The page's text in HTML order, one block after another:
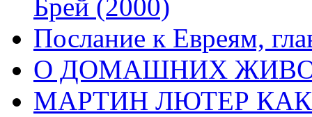
Брей (2000)
Послание к Евреям,
О ДОМАШНИХ
МАРТИН ЛЮТЕР